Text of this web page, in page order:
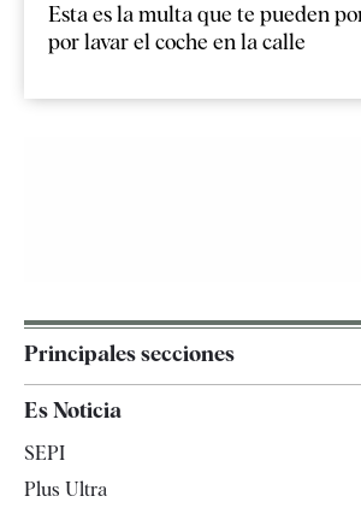
Esta es la multa que te pueden
por lavar el coche en la calle
Principales secciones
España
Es Noticia
SEPI
Plus Ultra